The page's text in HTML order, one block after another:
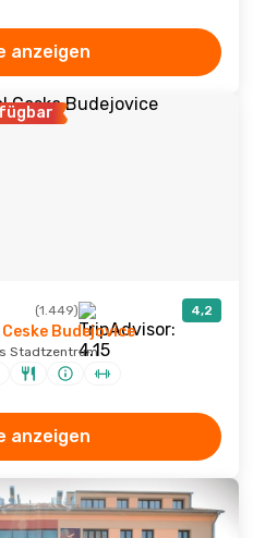
anzeigen
(1.449) 4,2
Budejovice
Stadtzentrum
anzeigen